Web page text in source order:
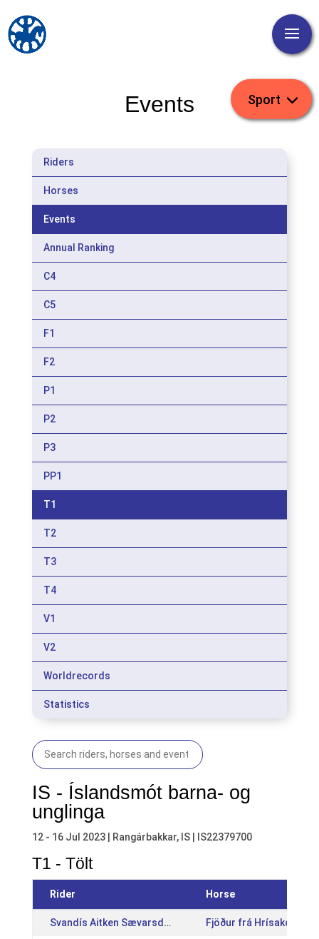
Events
Riders
Horses
Events
Annual Ranking
C4
C5
F1
F2
P1
P2
P3
PP1
T1
T2
T3
T4
V1
V2
Worldrecords
Statistics
IS - Íslandsmót barna- og
unglinga
12 - 16 Jul 2023 | Rangárbakkar, IS | IS22379700
T1 - Tölt
Rider Horse
Svandís Aitken Sævarsdóttir Fjöður frá Hrísakoti